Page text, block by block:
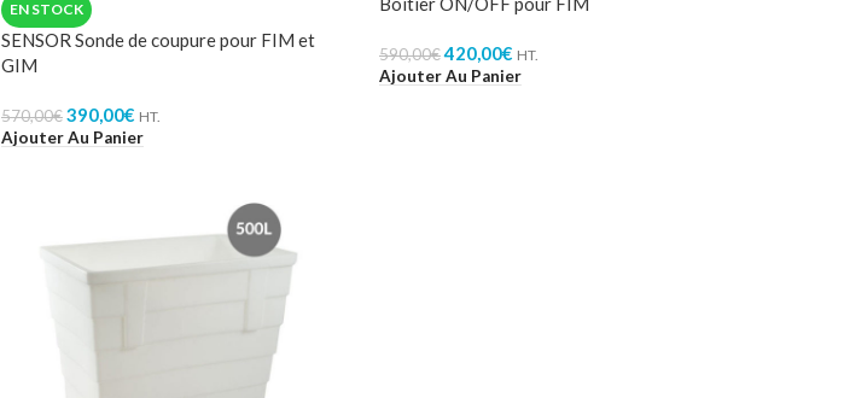
EN STOCK
SENSOR Sonde de coupure pour FIM et
GIM
570,00€390,00€ HT.
Ajouter Au Panier
590,00€420,00€ HT.
Ajouter Au Panier